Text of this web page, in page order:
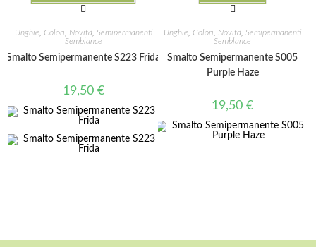
Unghie Colori Novità, Semipermanenti
Semblance
Smalto Semipermanente S223 Frida
19,50 €
Unghie ,Colori Novità Semipermanenti
Semblance
Smalto Semipermanente S005
Purple Haze
19,50€